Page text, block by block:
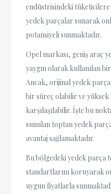
endüstrisindeki
yedek parçalar sunarak
potansiyeli sunmaktadır.
Opel markası, geniş araç
yaygın olarak kullanılan
Ancak, orijinal yedek
bir süreç olabilir ve
karşılaşılabilir. İşte bu
sunulan toptan yedek
avantaj sağlamaktadır.
Bu bölgedeki yedek parça
standartlarını koruyarak
uygun fiyatlarla